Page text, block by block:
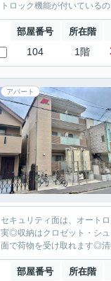
トロック機能が付いている
部屋番号 所在階
104 1階
アパート
セキュリティ面は、オート
実◎収納はクロゼット・シ
面で荷物を受け取れます◎
部屋番号 所在階